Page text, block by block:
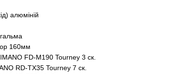
алюміній
160мм
FD-М190 Tourney 3 ск.
RD-TX35 Tourney 7 ск.